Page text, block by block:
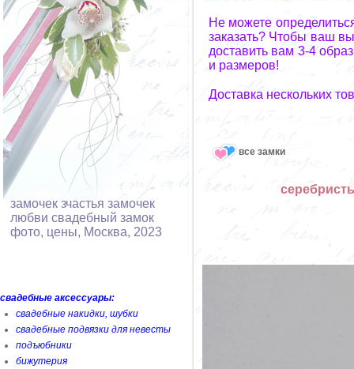
замочек зчастья замочек
любви свадебный замок
фото, цены, Москва, 2023
свадебные аксессуары:
свадебные накидки, шубки
свадебные подвязки для невесты
подъюбники
бижутерия
Не можете
заказать? Чтобы ваш
доставить вам 3-4
и размеров!
Доставка нескольких
все замки